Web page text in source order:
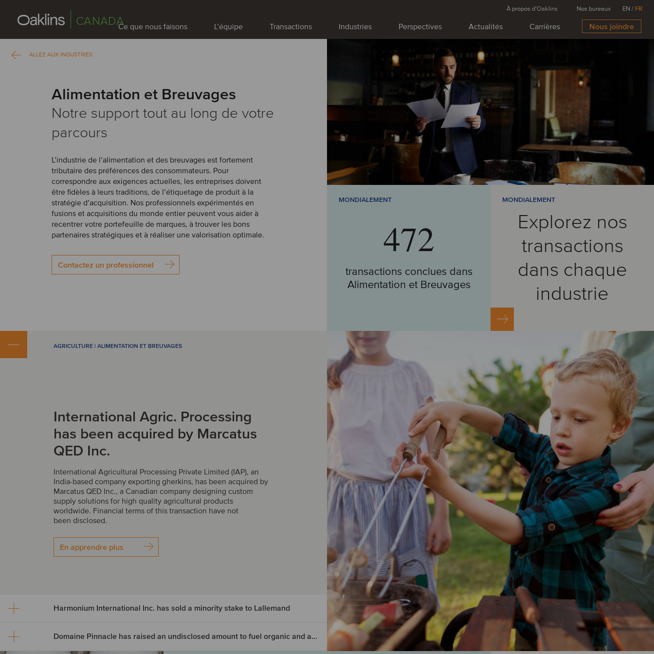
CANADACe que nous faisons L’équipe Transactions Industries Perspectives Actualités Carrières Nous joindre
À propos d’Oaklins Nos bureaux EN / FR
ALLEZ AUX INDUSTRIES
Alimentation et Breuvages
Notre support tout au long de votre
parcours
L’industrie de l’alimentation et des breuvages est fortement
tributaire des préférences des consommateurs. Pour
correspondre aux exigences actuelles, les entreprises doivent
être fidèles à leurs traditions, de l’étiquetage de produit à la
stratégie d’acquisition. Nos professionnels expérimentés en
fusions et acquisitions du monde entier peuvent vous aider à
recentrer votre portefeuille de marques, à trouver les bons
partenaires stratégiques et à réaliser une valorisation optimale.
Contactez un professionnel
MONDIALEMENT
472
transactions conclues dans
Alimentation et Breuvages
MONDIALEMENT
Explorez nos
transactions
dans chaque
industrie
AGRICULTURE | ALIMENTATION ET BREUVAGES
International Agric. Processing
has been acquired by Marcatus
QED Inc.
International Agricultural Processing Private Limited (IAP), an
India-based company exporting gherkins, has been acquired by
Marcatus QED Inc., a Canadian company designing custom
supply solutions for high quality agricultural products
worldwide. Financial terms of this transaction have not
been disclosed.
En apprendre plus
Harmonium International Inc. has sold a minority stake to Lallemand
Domaine Pinnacle has raised an undisclosed amount to fuel organic and acquisitive growth